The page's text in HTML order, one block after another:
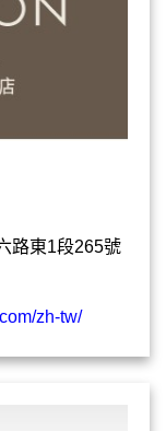
路東1段265號
zh-tw/